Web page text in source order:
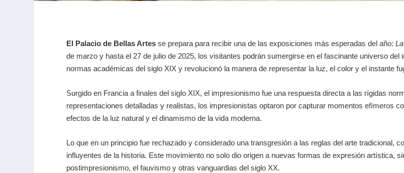
El Palacio de Bellas Artes se prepara para recibir una de las exposiciones más esperadas del año:
de marzo y hasta el 27 de julio de 2025, los visitantes podrán sumergirse en el fascinante universo
normas académicas del siglo XIX y revolucionó la manera de representar la luz, el color y el instante
Surgido en Francia a finales del siglo XIX, el impresionismo fue una respuesta directa a las rígidas
representaciones detalladas y realistas, los impresionistas optaron por capturar momentos efímeros
efectos de la luz natural y el dinamismo de la vida moderna.
Lo que en un principio fue rechazado y considerado una transgresión a las reglas del arte tradicional,
influyentes de la historia. Este movimiento no solo dio origen a nuevas formas de expresión artística,
postimpresionismo, el fauvismo y otras vanguardias del siglo XX.